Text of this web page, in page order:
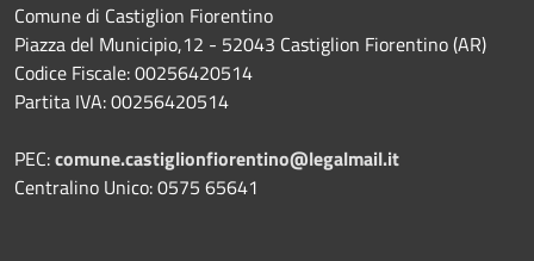
Comune di Castiglion Fiorentino
Piazza del Municipio,12 - 52043 Castiglion Fiorentino (AR)
Codice Fiscale: 00256420514
Partita IVA: 00256420514
PEC:comune.castiglionfiorentino@legalmail.it
Centralino Unico: 0575 65641